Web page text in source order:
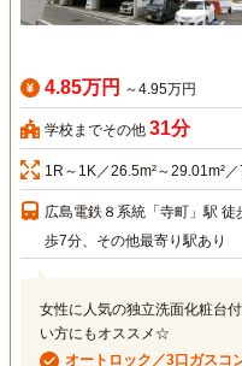
4.85万円 ～4.95万円
学校までその他 31分
1R～1K／26.5m²～29.01m²
広島電鉄８系統「寺町」駅
歩7分、その他最寄り駅あり
女性に人気の独立洗面化粧台
い方にもオススメ☆
オートロック／3口ガスコ